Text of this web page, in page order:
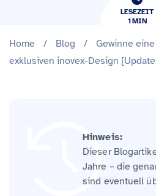
LESEZEIT
1​​MIN
Home / Blog /
Gewinne
exklusiven inovex-Design
Hinweis:
Dieser
Jahre – die
sind eventuell